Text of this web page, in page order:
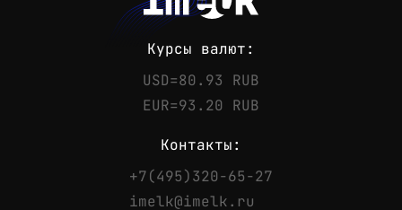
Контакты
Курсы валют:
USD=80.93 RUB
EUR=93.20 RUB
Контакты:
+7(495)320-65-27
imelk@imelk.ru